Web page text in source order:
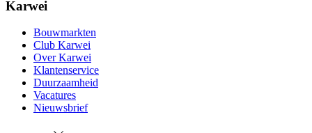
Karwei
Bouwmarkten
Club Karwei
Over Karwei
Klantenservice
Duurzaamheid
Vacatures
Nieuwsbrief